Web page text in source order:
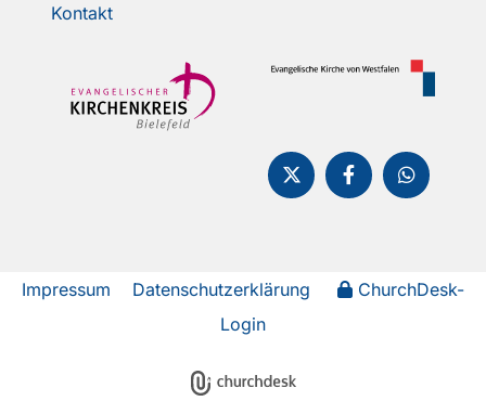
Kontakt
Impressum Datenschutzerklärung
ChurchDesk-
Login